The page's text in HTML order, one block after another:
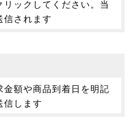
ックしてください。当
信されます
額や商品到着日を明記
信します